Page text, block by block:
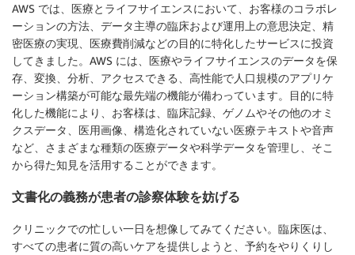
AWS では、医療とライフサイエンスにおいて、お客様のコラボレ
ーションの方法、データ主導の臨床および運用上の意思決定、精
密医療の実現、医療費削減などの目的に特化したサービスに投資
してきました。AWS には、医療やライフサイエンスのデータを保
存、変換、分析、アクセスできる、高性能で人口規模のアプリケ
ーション構築が可能な最先端の機能が備わっています。目的に特
化した機能により、お客様は、臨床記録、ゲノムやその他のオミ
クスデータ、医用画像、構造化されていない医療テキストや音声
など、さまざまな種類の医療データや科学データを管理し、そこ
から得た知見を活用することができます。
文書化の義務が患者の診察体験を妨げる
クリニックでの忙しい一日を想像してみてください。臨床医は、
すべての患者に質の高いケアを提供しようと、予約をやりくりし